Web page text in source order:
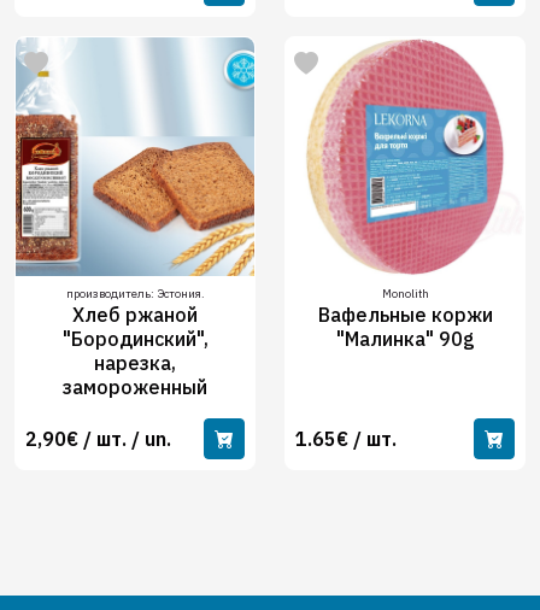
производитель: Эстония.
Хлеб ржаной
"Бородинский",
нарезка,
замороженный
2,90€ / шт. / un.
Monolith
Вафельные коржи
"Малинка" 90g
1.65€ / шт.